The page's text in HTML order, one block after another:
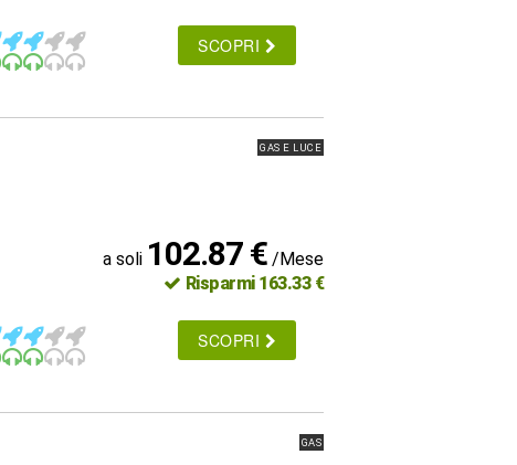
SCOPRI
GAS E LUCE
a soli 102.87 € /Mese
Risparmi 163.33 €
SCOPRI
GAS